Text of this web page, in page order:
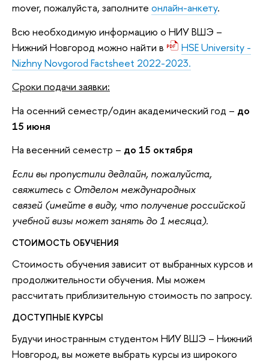
mover, пожалуйста, заполните онлайн-анкету.
Всю необходимую информацию о НИУ ВШЭ –
Нижний Новгород можно найти в
HSE University -
Nizhny Novgorod Factsheet 2022-2023.
Сроки подачи заявки:
На осенний семестр/один академический год – до
15 июня
На весенний семестр – до 15 октября
Если вы пропустили дедлайн, пожалуйста,
свяжитесь с Отделом международных
связей (имейте в виду, что получение российской
учебной визы может занять до 1 месяца).
СТОИМОСТЬ ОБУЧЕНИЯ
Стоимость обучения зависит от выбранных курсов и
продолжительности обучения. Мы можем
рассчитать приблизительную стоимость по запросу.
ДОСТУПНЫЕ КУРСЫ
Будучи иностранным студентом НИУ ВШЭ – Нижний
Новгород, вы можете выбрать курсы из широкого